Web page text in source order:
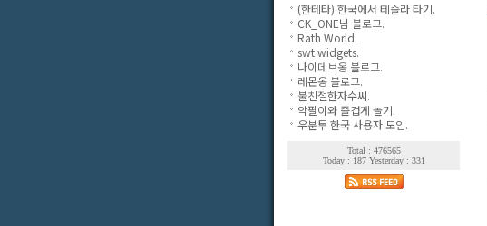
(한테타) 한국에서 테슬라 타기.
CK_ONE님 블로그.
Rath World.
swt widgets.
나이데브옹 블로그.
레몬옹 블로그.
불친절한자수씨.
악필이와 즐겁게 놀기.
우분투 한국 사용자 모임.
Total : 476565
Today : 187 Yesterday : 331